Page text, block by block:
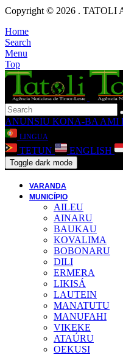
Copyright © 2026 . TATOLI
Home
Search
Menu
Top
ANUNSIU KONA-BA AMI
LINGUA
TETUN ENGLISH
Toggle dark mode
VARANDA
MUNICÍPIO
AILEU
AINARU
BAUKAU
KOVALIMA
BOBONARU
DILI
ERMERA
LIKISÁ
LAUTEIN
MANATUTU
MANUFAHI
VIKEKE
ATAÚRU
OEKUSI